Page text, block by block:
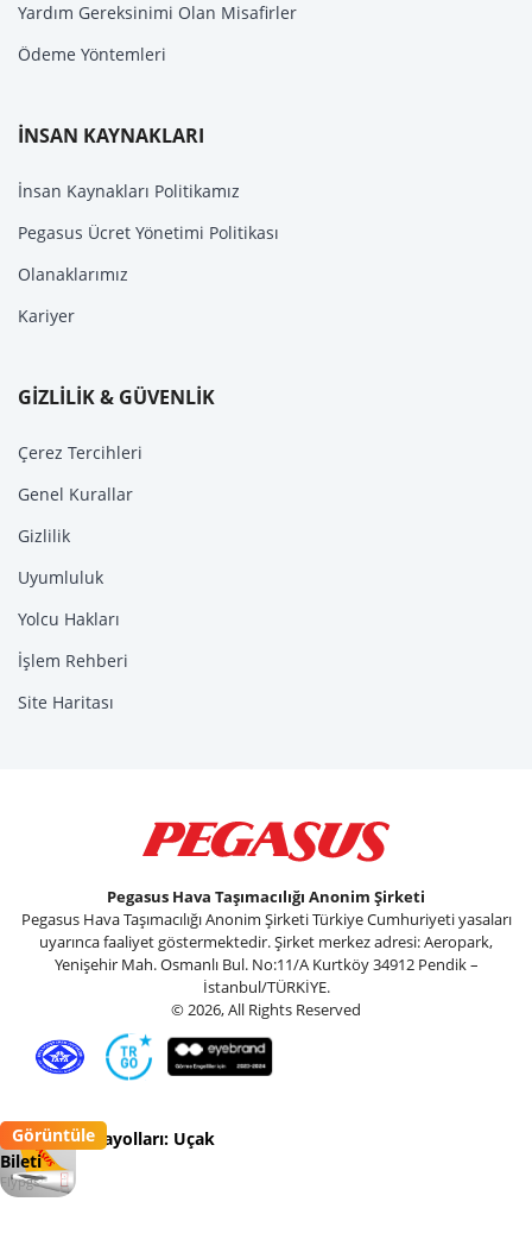
Yardım Gereksinimi Olan Misafirler
Ödeme Yöntemleri
İNSAN KAYNAKLARI
İnsan Kaynakları Politikamız
Pegasus Ücret Yönetimi Politikası
Olanaklarımız
Kariyer
GİZLİLİK & GÜVENLİK
Çerez Tercihleri
Genel Kurallar
Gizlilik
Uyumluluk
Yolcu Hakları
İşlem Rehberi
Site Haritası
Pegasus Hava Taşımacılığı Anonim Şirketi
Pegasus Hava Taşımacılığı Anonim Şirketi Türkiye Cumhuriyeti yasaları
uyarınca faaliyet göstermektedir. Şirket merkez adresi: Aeropark,
Yenişehir Mah. Osmanlı Bul. No:11/A Kurtköy 34912 Pendik –
İstanbul/TÜRKİYE.
© 2026, All Rights Reserved
Pegasus Havayolları: Uçak
Bileti
Flypgs
Görüntüle